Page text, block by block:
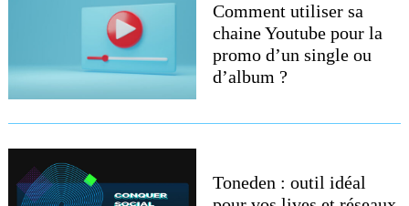
Comment utiliser sa
chaine Youtube pour la
promo d’un single ou
d’album ?
Toneden : outil idéal